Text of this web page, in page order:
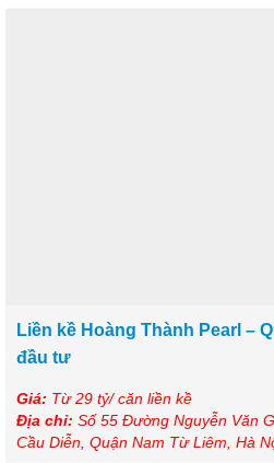
Liền kề Hoàng Thành Pearl –
đầu tư
Giá: Từ 29 tỷ/ căn liền kề
Địa chỉ: Số 55 Đường Nguyễn Văn
Cầu Diễn, Quận Nam Từ Liêm, Hà